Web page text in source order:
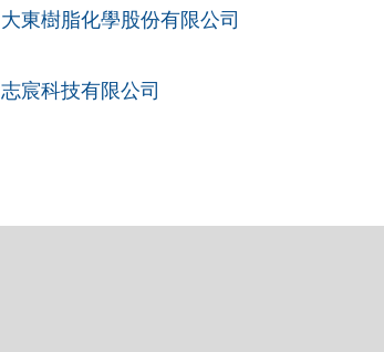
大東樹脂化學股份有限公司
志宸科技有限公司